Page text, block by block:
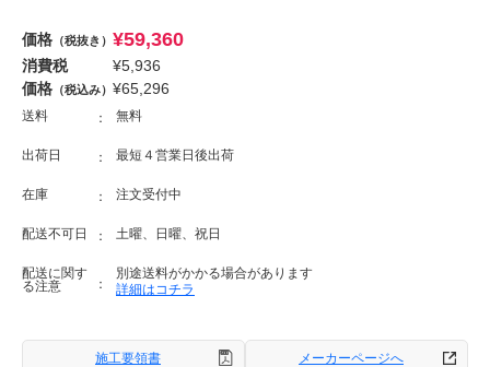
価格 （税抜き） ¥59,360
消費税 ¥5,936
価格 （税込み） ¥65,296
送料 無料
出荷日 最短４営業日後出荷
在庫 注文受付中
配送不可日 土曜、日曜、祝日
配送に関す
る注意
別途送料がかかる場合があります
詳細はコチラ
施工要領書 メーカーページへ